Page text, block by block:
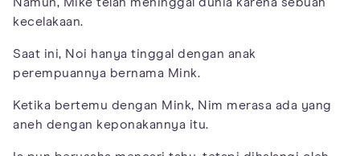
Namun, Mike telah meninggal dunia karena sebuah
kecelakaan.
Saat ini, Noi hanya tinggal dengan anak
perempuannya bernama Mink.
Ketika bertemu dengan Mink, Nim merasa ada yang
aneh dengan keponakannya itu.